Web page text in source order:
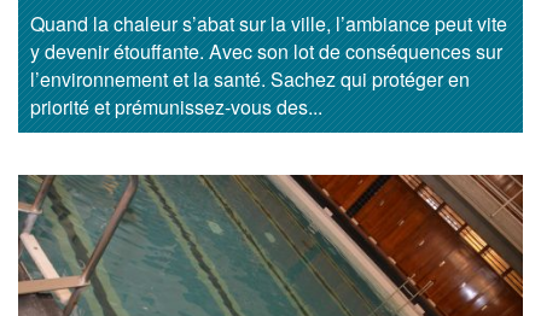
Quand la chaleur s’abat sur la ville, l’ambiance peut vite
y devenir étouffante. Avec son lot de conséquences sur
l’environnement et la santé. Sachez qui protéger en
priorité et prémunissez-vous des...